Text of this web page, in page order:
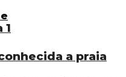
a praia
1